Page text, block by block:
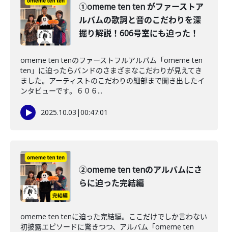
①omeme ten ten がファーストア
ルバムの歌詞と音のこだわりを深
掘り解説！606号室にも迫った！
omeme ten tenのファーストフルアルバム「omeme ten
ten」に迫ったらバンドのさまざまなこだわりが見えてき
ました。アーティストのこだわりの細部まで聞き出したイ
ンタビューです。６０６...
2025.10.03 |00:47:01
②omeme ten tenのアルバムにさ
らに迫った完結編
omeme ten tenに迫った完結編。ここだけでしか言わない
初披露エピソードに驚きつつ、アルバム「omeme ten